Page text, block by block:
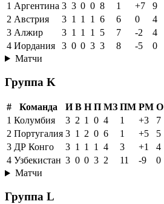
1 Аргентина 3 3 0 0 8 1 +7
9
2 Австрия 3 1 1 1 6 6 0
4
3 Алжир 3 1 1 1 5 7 -2
4
4 Иордания 3 0 0 3 3 8 -5
0
Матчи
Группа K
# Команда И В Н П МЗ ПМ РМ О
1 Колумбия 3 2 1 0 4 1 +3
7
2 Португалия 3 1 2 0 6 1 +5
5
3 ДР Конго 3 1 1 1 4 3 +1
4
4 Узбекистан 3 0 0 3 2 11 -9
0
Матчи
Группа L